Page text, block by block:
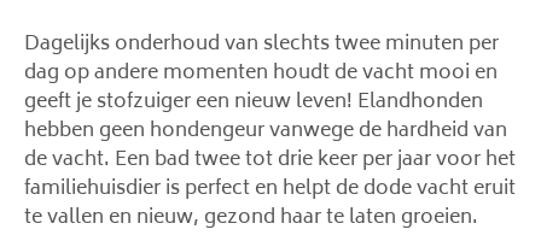
Dagelijks onderhoud van slechts twee minuten per
dag op andere momenten houdt de vacht mooi en
geeft je stofzuiger een nieuw leven! Elandhonden
hebben geen hondengeur vanwege de hardheid van
de vacht. Een bad twee tot drie keer per jaar voor het
familiehuisdier is perfect en helpt de dode vacht eruit
te vallen en nieuw, gezond haar te laten groeien.